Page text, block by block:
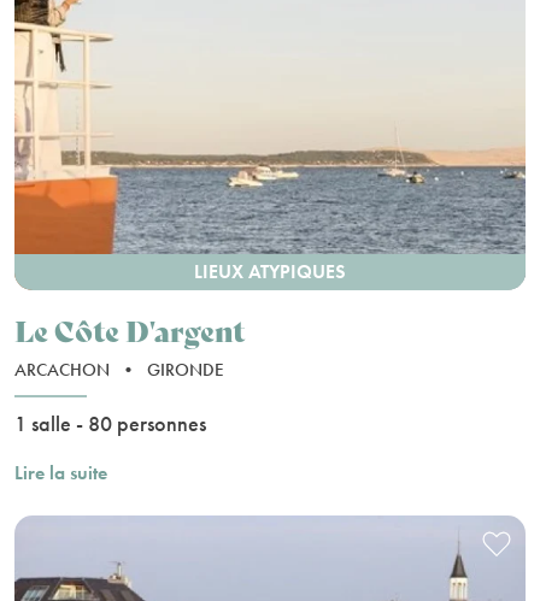
LIEUX ATYPIQUES
Le Côte D'argent
ARCACHON • GIRONDE
1 salle - 80 personnes
Lire la suite